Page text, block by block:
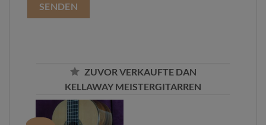
ZUVOR VERKAUFTE DAN
KELLAWAY MEISTERGITARREN